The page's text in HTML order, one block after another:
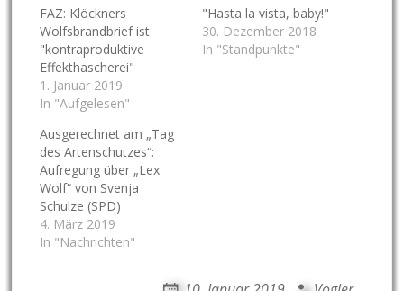
FAZ: Klöckners
Wolfsbrandbrief ist
"kontraproduktive
Effekthascherei"
1. Januar 2019
In "Aufgelesen"
"Hasta la vista, baby!"
30. Dezember 2018
In "Standpunkte"
Ausgerechnet am „Tag
des Artenschutzes“:
Aufregung über „Lex
Wolf“ von Svenja
Schulze (SPD)
4. März 2019
In "Nachrichten"